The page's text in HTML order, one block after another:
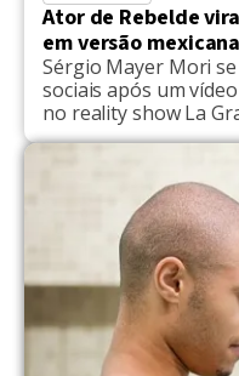
Ator de Rebelde
em versão
Sérgio Mayer Mori
sociais após um
no reality show La
versão mexicana de
o galã surgiu
banheira, com as […]